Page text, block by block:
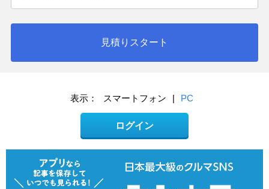
見積りスタート
表示： スマートフォン | PC
ログイン